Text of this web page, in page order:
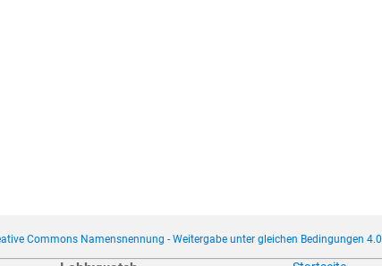
Commons Namensnennung - Weitergabe unter gleichen Bedingungen 4.0